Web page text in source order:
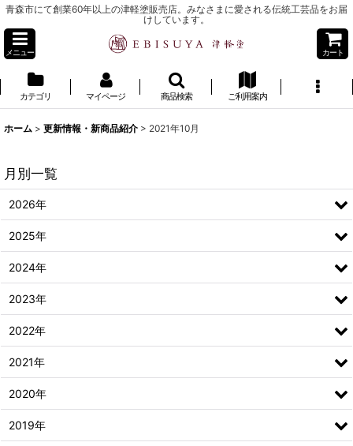
青森市にて創業60年以上の津軽塗販売店。みなさまに愛される伝統工芸品をお届
けしています。
メニュー カート
カテゴリ マイページ 商品検索 ご利用案内
ホーム > 更新情報・新商品紹介 > 2021年10月
月別一覧
2026年
2025年
2024年
2023年
2022年
2021年
2020年
2019年